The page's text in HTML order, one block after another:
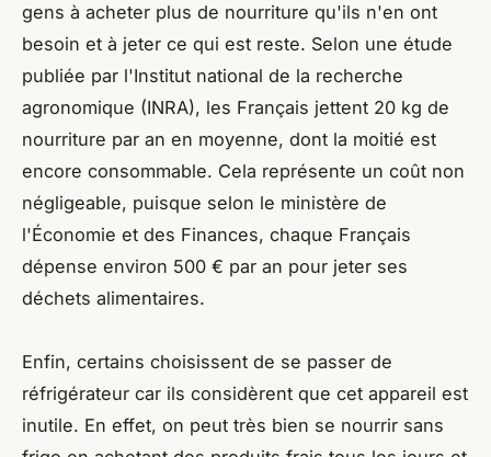
gens à acheter plus de nourriture qu'ils n'en ont
besoin et à jeter ce qui est reste. Selon une étude
publiée par l'Institut national de la recherche
agronomique (INRA), les Français jettent 20 kg de
nourriture par an en moyenne, dont la moitié est
encore consommable. Cela représente un coût non
négligeable, puisque selon le ministère de
l'Économie et des Finances, chaque Français
dépense environ 500 € par an pour jeter ses
déchets alimentaires.
Enfin, certains choisissent de se passer de
réfrigérateur car ils considèrent que cet appareil est
inutile. En effet, on peut très bien se nourrir sans